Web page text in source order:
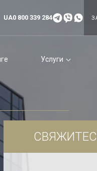
UA0 800 339 284
Услуги